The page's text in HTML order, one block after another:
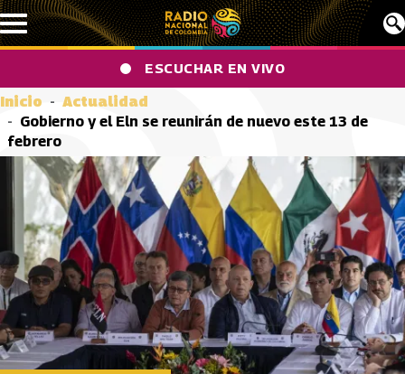
Pasar al contenido principal
ESCUCHAR EN VIVO
Inicio
Actualidad
Gobierno y el Eln se reunirán de nuevo este 13 de
febrero